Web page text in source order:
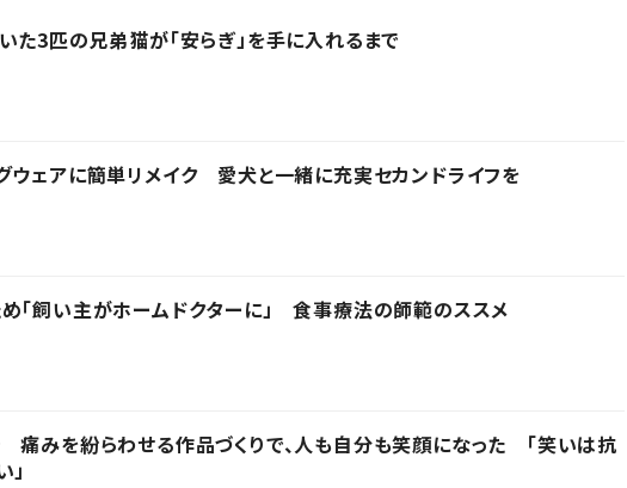
た3匹の兄弟猫が「安らぎ」を手に入れるまで
ウェアに簡単リメイク 愛犬と一緒に充実セカンドライフを
「飼い主がホームドクターに」 食事療法の師範のススメ
みを紛らわせる作品づくりで、人も自分も笑顔になった 「笑いは抗